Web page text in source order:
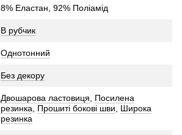
8% Еластан, 92% Поліамід
В рубчик
Однотонний
Без декору
Двошарова ластовиця
Посилена
резинка
Прошиті бокові шви
Широка
резинка